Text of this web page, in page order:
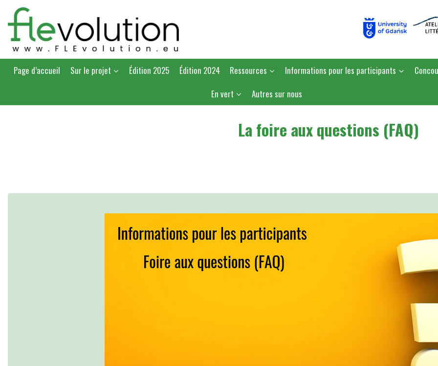
Page d’accueil Sur le projet Édition 2025 Édition 2024 Ressources Informations pour les participants
En vert
Autres sur nous
La foire aux questions (FAQ)